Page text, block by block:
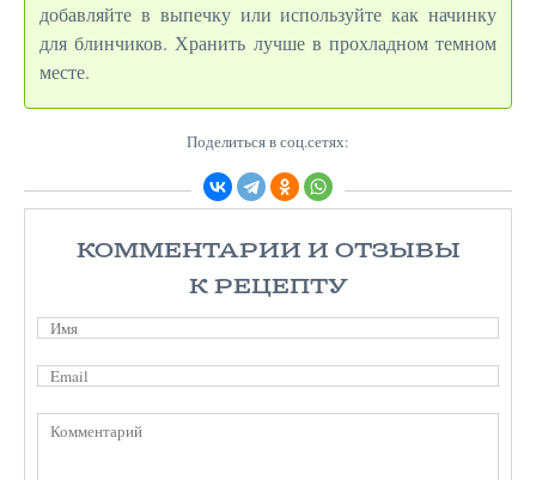
добавляйте в выпечку или используйте как начинку
для блинчиков. Хранить лучше в прохладном темном
месте.
Поделиться в соц.сетях:
КОММЕНТАРИИ И ОТЗЫВЫ
К РЕЦЕПТУ